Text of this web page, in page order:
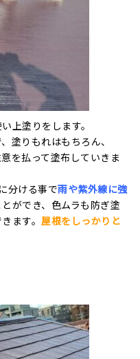
上塗りをします。
塗りもれはもちろん、
を払って塗布していきま
分ける事で雨や紫外線に強
とができ、 色ムラも防ぎ塗
ます。 屋根をしっかりと